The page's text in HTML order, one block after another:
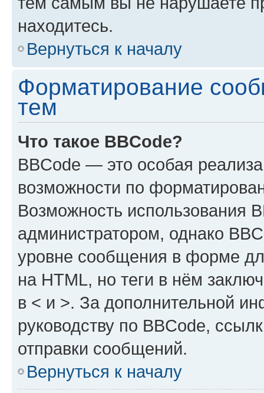
находитесь.
Вернуться к началу
Форматирование
тем
Что такое BBCode?
BBCode — это особая
возможности по
Возможность использования
администратором, однако
уровне сообщения в форме
на HTML, но теги в нём
в < и >. За дополнительной
руководству по BBCode,
отправки сообщений.
Вернуться к началу